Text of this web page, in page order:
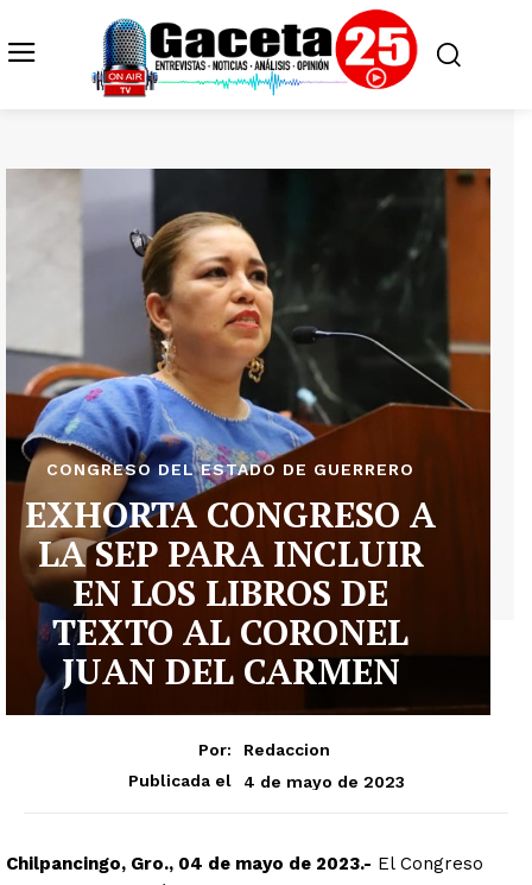
CONGRESO DEL ESTADO DE GUERRERO
EXHORTA CONGRESO A
LA SEP PARA INCLUIR
EN LOS LIBROS DE
TEXTO AL CORONEL
JUAN DEL CARMEN
Por:
Redaccion
Publicada el
4 de mayo de 2023
Chilpancingo, Gro., 04 de mayo de 2023.- El Congreso